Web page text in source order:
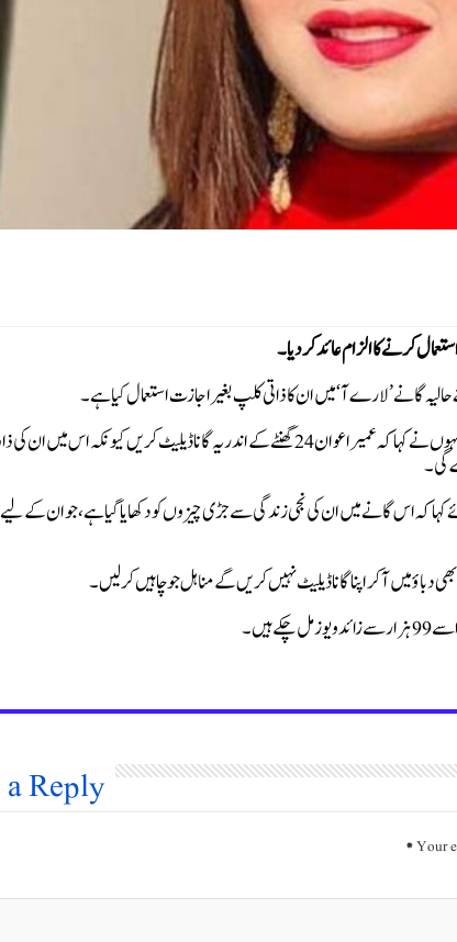
کرنے کا الزام عائد کردیا۔
گانے ’لارے آ‘ میں ان کا ذاتی کلپ بغیر اجازت استعمال کیا ہے۔
مناہل نے اپنے ٹک ٹاک اکاؤنٹ پر ایک ویڈیو پیغام شیئر کیا جس میں انہوں نے کہا کہ عمیر اعوان 24 گھنٹے کے اندر یہ گانا ڈیلیٹ کریں کیونکہ
گی۔
کہ اس گانے میں ان کی نجی زندگی سے جڑی چیزوں کو دکھایا گیا ہے، جو ان کے
میں آ کر اپنا گانا ڈیلیٹ نہیں کریں گے مناہل جو چاہیں کر لیں۔
ہیں۔
Reply
Your
*